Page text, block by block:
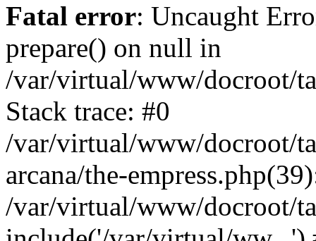
Fatal error: Uncaught
prepare() on null in
/var/virtual/www/docroot/
Stack trace: #0
/var/virtual/www/docroot/
arcana/the-
/var/virtual/www/docroot/